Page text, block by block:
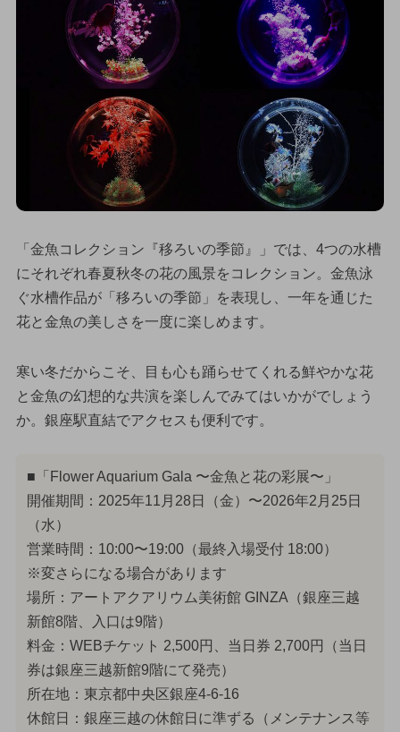
「金魚コレクション『移ろいの季節』」では、4つの水槽
にそれぞれ春夏秋冬の花の風景をコレクション。金魚泳
ぐ水槽作品が「移ろいの季節」を表現し、一年を通じた
花と金魚の美しさを一度に楽しめます。
寒い冬だからこそ、目も心も踊らせてくれる鮮やかな花
と金魚の幻想的な共演を楽しんでみてはいかがでしょう
か。銀座駅直結でアクセスも便利です。
■「Flower Aquarium Gala 〜金魚と花の彩展〜」
開催期間：2025年11月28日（金）〜2026年2月25日
（水）
営業時間：10:00〜19:00（最終入場受付 18:00）
※変さらになる場合があります
場所：アートアクアリウム美術館 GINZA（銀座三越
新館8階、入口は9階）
料金：WEBチケット 2,500円、当日券 2,700円（当日
券は銀座三越新館9階にて発売）
所在地：東京都中央区銀座4-6-16
休館日：銀座三越の休館日に準ずる（メンテナンス等